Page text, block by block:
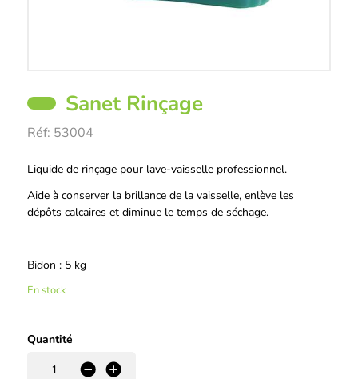
Sanet Rinçage
Réf: 53004
Description
Liquide de rinçage pour lave-vaisselle professionnel.
Aide à conserver la brillance de la vaisselle, enlève les
dépôts calcaires et diminue le temps de séchage.
Bidon : 5 kg
En stock
Quantité
+
-